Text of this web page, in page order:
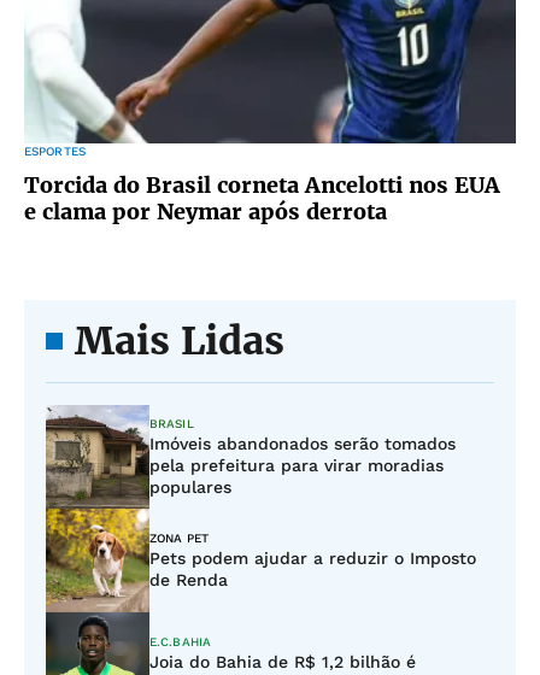
ESPORTES
Torcida do Brasil corneta Ancelotti nos EUA
e clama por Neymar após derrota
Mais Lidas
BRASIL
Imóveis abandonados serão tomados
pela prefeitura para virar moradias
populares
ZONA PET
Pets podem ajudar a reduzir o Imposto
de Renda
E.C.BAHIA
Joia do Bahia de R$ 1,2 bilhão é